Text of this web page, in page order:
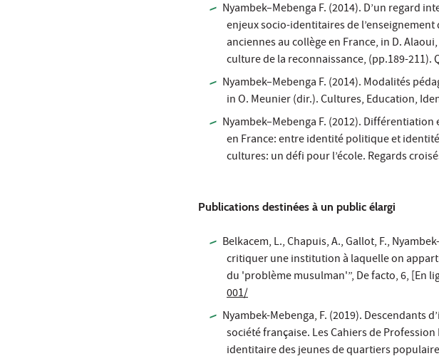
Nyambek–Mebenga F. (2014). D’un regard
enjeux socio-identitaires de
anciennes au collège en France, in D.
culture de la reconnaissance, (pp.189-211).
Nyambek–Mebenga F. (2014). Modalités
in O. Meunier (dir.). Cultures, Education,
Nyambek–Mebenga F. (2012).
en France: entre identité politique et
cultures: un défi pour l’école. Regards
Publications destinées à un public élargi
Belkacem, L., Chapuis, A., Gallot, F.,
critiquer une institution à laquelle on
du 'problème musulman'”, De facto, 6, [En
001/
Nyambek-Mebenga, F. (2019).
société française. Les Cahiers de
identitaire des jeunes de quartiers